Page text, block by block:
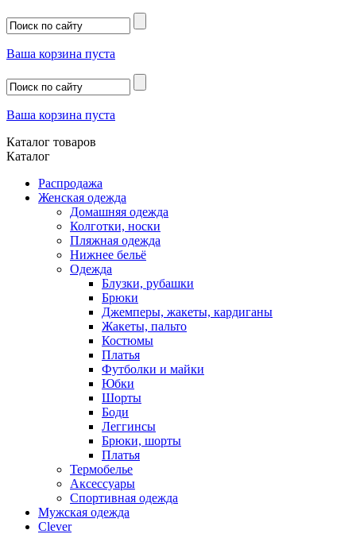
Ваша корзина пуста
Ваша корзина пуста
Каталог товаров
Каталог
Распродажа
Женская одежда
Домашняя одежда
Колготки, носки
Пляжная одежда
Нижнее бельё
Одежда
Блузки, рубашки
Брюки
Джемперы, жакеты, кардиганы
Жакеты, пальто
Костюмы
Платья
Футболки и майки
Юбки
Шорты
Боди
Леггинсы
Брюки, шорты
Платья
Термобелье
Аксессуары
Спортивная одежда
Мужская одежда
Clever